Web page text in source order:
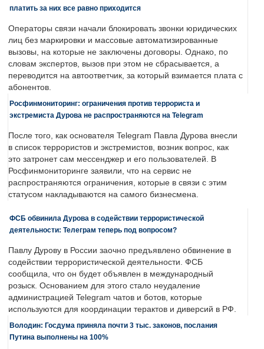
платить за них все равно приходится
Операторы связи начали блокировать звонки юридических
лиц без маркировки и массовые автоматизированные
вызовы, на которые не заключены договоры. Однако, по
словам экспертов, вызов при этом не сбрасывается, а
переводится на автоответчик, за который взимается плата с
абонентов.
Росфинмониторинг: ограничения против террориста и
экстремиста Дурова не распространяются на Telegram
После того, как основателя Telegram Павла Дурова внесли
в список террористов и экстремистов, возник вопрос, как
это затронет сам мессенджер и его пользователей. В
Росфинмониторинге заявили, что на сервис не
распространяются ограничения, которые в связи с этим
статусом накладываются на самого бизнесмена.
ФСБ обвинила Дурова в содействии террористической
деятельности: Телеграм теперь под вопросом?
Павлу Дурову в России заочно предъявлено обвинение в
содействии террористической деятельности. ФСБ
сообщила, что он будет объявлен в международный
розыск. Основанием для этого стало неудаление
администрацией Telegram чатов и ботов, которые
используются для координации терактов и диверсий в РФ.
Володин: Госдума приняла почти 3 тыс. законов, послания
Путина выполнены на 100%